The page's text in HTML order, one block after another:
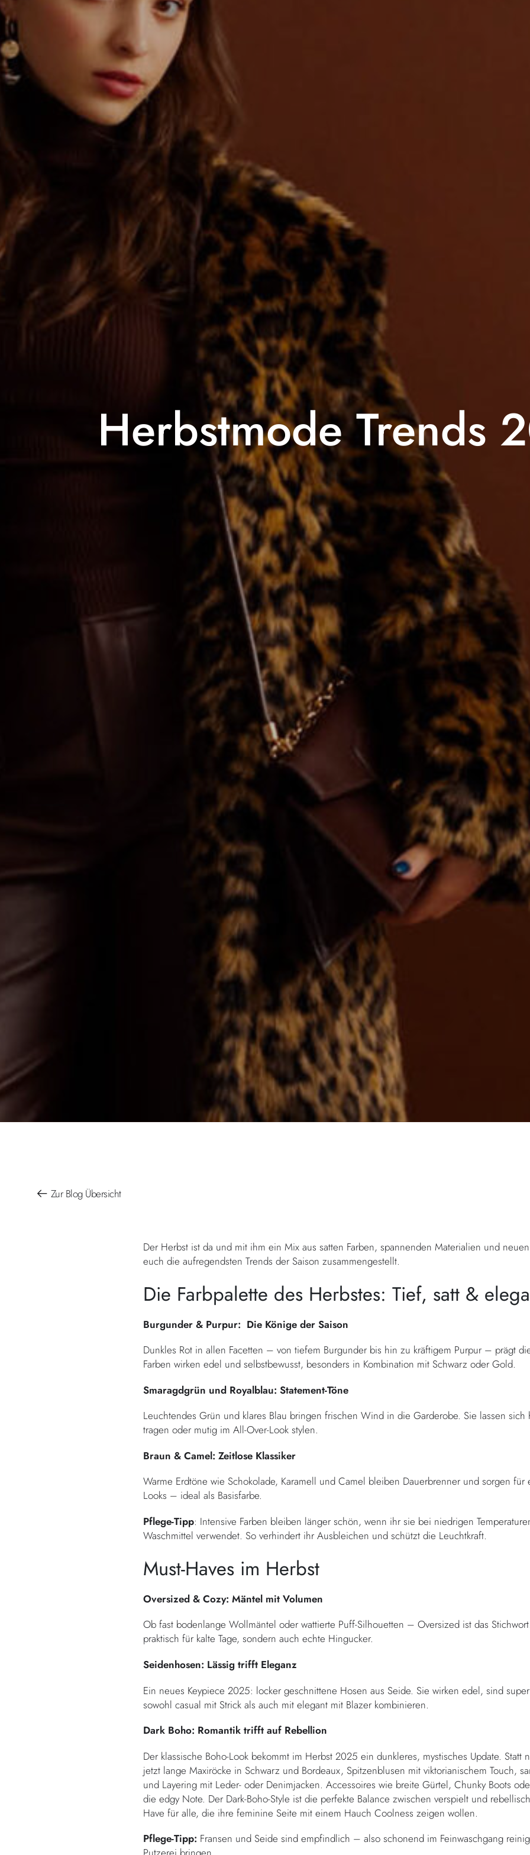
Herbstmode Trends
Zur Blog Übersicht
Der Herbst ist da und mit ihm ein Mix aus satten Farben, spannenden Materialien und
euch die aufregendsten Trends der Saison zusammengestellt.
Die Farbpalette des Herbstes: Tief, satt &
Burgunder & Purpur: Die Könige der Saison
Dunkles Rot in allen Facetten – von tiefem Burgunder bis hin zu kräftigem Purpur – prägt
Farben wirken edel und selbstbewusst, besonders in Kombination mit Schwarz oder Gold.
Smaragdgrün und Royalblau: Statement-Töne
Leuchtendes Grün und klares Blau bringen frischen Wind in die Garderobe. Sie lassen
tragen oder mutig im All-Over-Look stylen.
Braun & Camel: Zeitlose Klassiker
Warme Erdtöne wie Schokolade, Karamell und Camel bleiben Dauerbrenner und sorgen
Looks – ideal als Basisfarbe.
Pflege-Tipp: Intensive Farben bleiben länger schön, wenn ihr sie bei niedrigen
Waschmittel verwendet. So verhindert ihr Ausbleichen und schützt die Leuchtkraft.
Must-Haves im Herbst
Oversized & Cozy: Mäntel mit Volumen
Ob fast bodenlange Wollmäntel oder wattierte Puff-Silhouetten – Oversized ist das
praktisch für kalte Tage, sondern auch echte Hingucker.
Seidenhosen: Lässig trifft Eleganz
Ein neues Keypiece 2025: locker geschnittene Hosen aus Seide. Sie wirken edel, sind
sowohl casual mit Strick als auch mit elegant mit Blazer kombinieren.
Dark Boho: Romantik trifft auf Rebellion
Der klassische Boho-Look bekommt im Herbst 2025 ein dunkleres, mystisches Update. Statt
jetzt lange Maxiröcke in Schwarz und Bordeaux, Spitzenblusen mit viktorianischem Touch,
und Layering mit Leder- oder Denimjacken. Accessoires wie breite Gürtel, Chunky Boots
die edgy Note. Der Dark-Boho-Style ist die perfekte Balance zwischen verspielt und
Have für alle, die ihre feminine Seite mit einem Hauch Coolness zeigen wollen.
Pflege-Tipp: Fransen und Seide sind empfindlich – also schonend im Feinwaschgang